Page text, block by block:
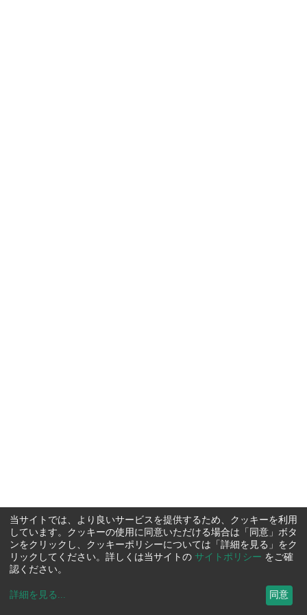
当サイトでは、より良いサービスを提供するため、クッキーを利用
しています。クッキーの使用に同意いただける場合は「同意」ボタ
ンをクリックし、クッキーポリシーについては「詳細を見る」をク
リックしてください。詳しくは当サイトの サイトポリシー をご確
認ください。
詳細を見る ... 同意